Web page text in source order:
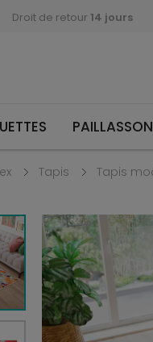
Droit de retour 14 jours
Tapis Tapis